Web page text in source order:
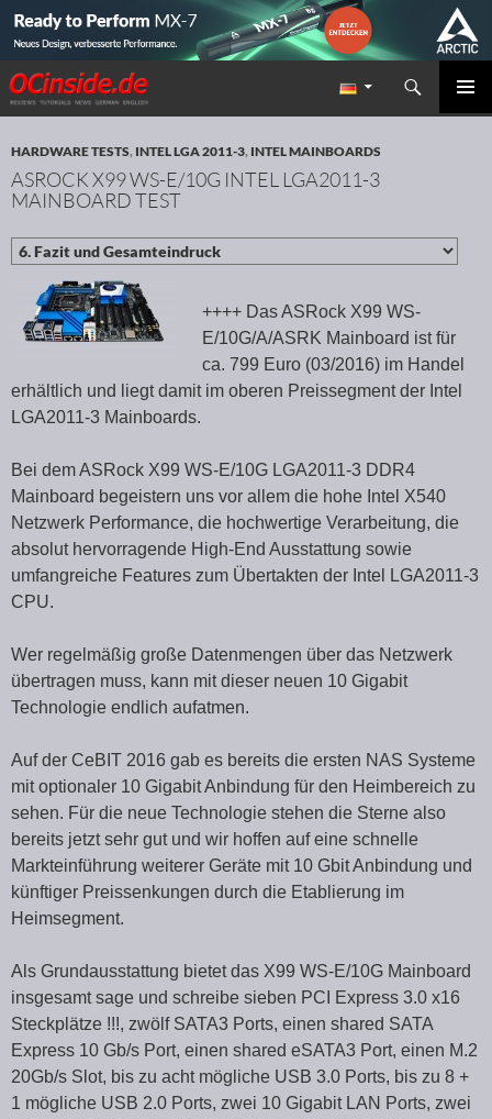
Redaktion ocinside.de PC Hardware Portal
Suchen
ZUM INHALT SPRINGEN
HARDWARE TESTS, INTEL LGA 2011-3, INTEL MAINBOARDS
ASROCK X99 WS-E/10G INTEL LGA2011-3
MAINBOARD TEST
++++ Das ASRock X99 WS-
E/10G/A/ASRK Mainboard ist für
ca. 799 Euro (03/2016) im Handel
erhältlich und liegt damit im oberen Preissegment der Intel
LGA2011-3 Mainboards.
Bei dem ASRock X99 WS-E/10G LGA2011-3 DDR4
Mainboard begeistern uns vor allem die hohe Intel X540
Netzwerk Performance, die hochwertige Verarbeitung, die
absolut hervorragende High-End Ausstattung sowie
umfangreiche Features zum Übertakten der Intel LGA2011-3
CPU.
Wer regelmäßig große Datenmengen über das Netzwerk
übertragen muss, kann mit dieser neuen 10 Gigabit
Technologie endlich aufatmen.
Auf der CeBIT 2016 gab es bereits die ersten NAS Systeme
mit optionaler 10 Gigabit Anbindung für den Heimbereich zu
sehen. Für die neue Technologie stehen die Sterne also
bereits jetzt sehr gut und wir hoffen auf eine schnelle
Markteinführung weiterer Geräte mit 10 Gbit Anbindung und
künftiger Preissenkungen durch die Etablierung im
Heimsegment.
Als Grundausstattung bietet das X99 WS-E/10G Mainboard
insgesamt sage und schreibe sieben PCI Express 3.0 x16
Steckplätze !!!, zwölf SATA3 Ports, einen shared SATA
Express 10 Gb/s Port, einen shared eSATA3 Port, einen M.2
20Gb/s Slot, bis zu acht mögliche USB 3.0 Ports, bis zu 8 +
1 mögliche USB 2.0 Ports, zwei 10 Gigabit LAN Ports, zwei